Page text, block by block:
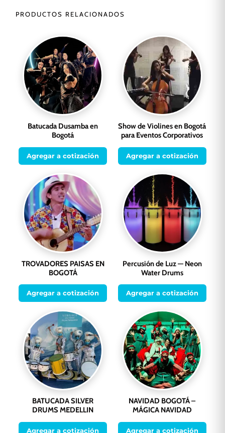
PRODUCTOS RELACIONADOS
Batucada Dusamba en
Bogotá
Agregar a cotización
Show de Violines en Bogotá
para Eventos Corporativos
Agregar a cotización
TROVADORES PAISAS EN
BOGOTÁ
Agregar a cotización
Percusión de Luz — Neon
Water Drums
Agregar a cotización
BATUCADA SILVER
DRUMS MEDELLIN
Agregar a cotización
NAVIDAD BOGOTÁ –
MÁGICA NAVIDAD
Agregar a cotización